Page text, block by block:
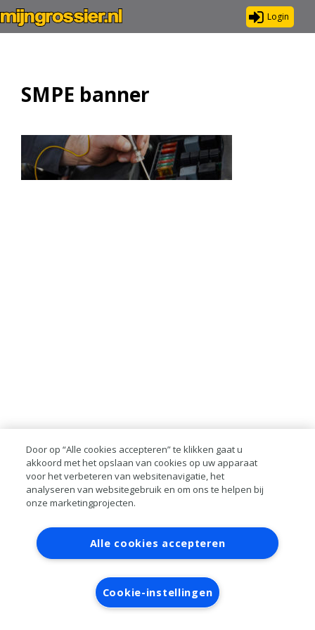
Login
SMPE banner
Contact Account aanvragen
Inloggen
RAI bestanden
Privacy
Algemene
voorwaarden
Verwerkersovereenkomst
Door op “Alle cookies accepteren” te klikken gaat u
akkoord met het opslaan van cookies op uw apparaat
voor het verbeteren van websitenavigatie, het
analyseren van websitegebruik en om ons te helpen bij
onze marketingprojecten.
Alle cookies accepteren
Cookie-instellingen